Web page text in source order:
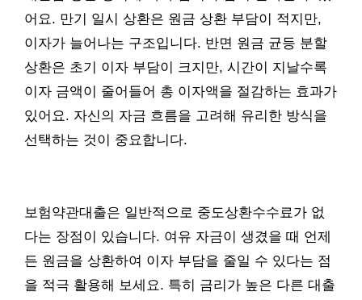
어요. 만기 일시 상환은 원금 상환 부담이 적지만,
이자가 늘어나는 구조입니다. 반면 원금 균등 분할
상환은 초기 이자 부담이 크지만, 시간이 지날수록
이자 금액이 줄어들어 총 이자액을 절감하는 효과가
있어요. 자신의 자금 흐름을 고려해 유리한 방식을
선택하는 것이 중요합니다.
보험약관대출은 일반적으로 중도상환수수료가 없
다는 장점이 있습니다. 여유 자금이 생겼을 때 언제
든 원금을 상환하여 이자 부담을 줄일 수 있다는 점
을 적극 활용해 보세요. 특히 금리가 높은 다른 대출